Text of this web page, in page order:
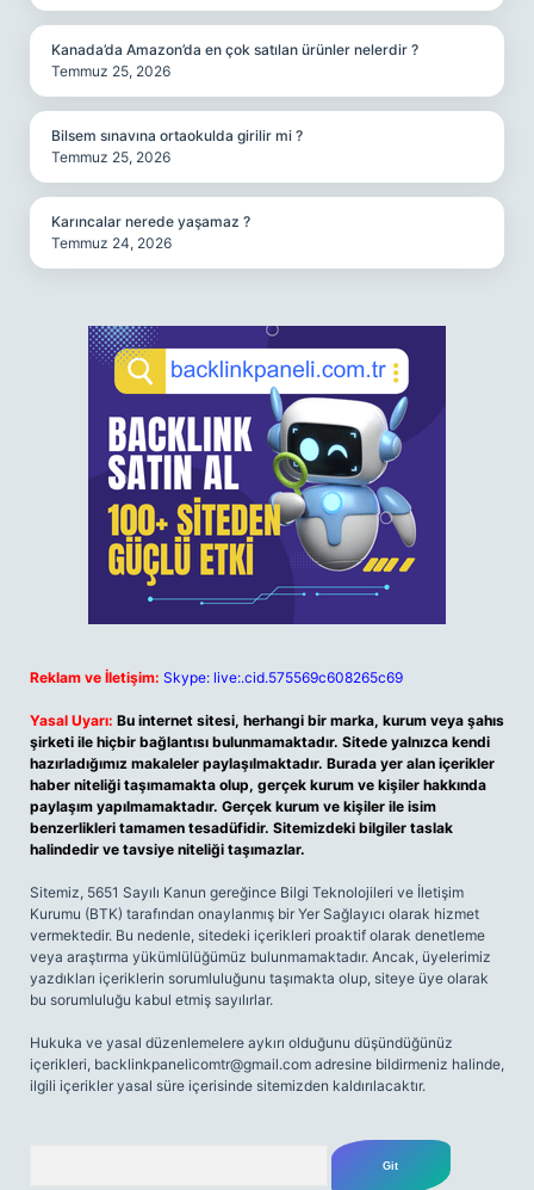
Kanada’da Amazon’da en çok satılan ürünler nelerdir ?
Temmuz 25, 2026
Bilsem sınavına ortaokulda girilir mi ?
Temmuz 25, 2026
Karıncalar nerede yaşamaz ?
Temmuz 24, 2026
Reklam ve İletişim: Skype: live:.cid.575569c608265c69
Yasal Uyarı: Bu internet sitesi, herhangi bir marka, kurum veya şahıs
şirketi ile hiçbir bağlantısı bulunmamaktadır. Sitede yalnızca kendi
hazırladığımız makaleler paylaşılmaktadır. Burada yer alan içerikler
haber niteliği taşımamakta olup, gerçek kurum ve kişiler hakkında
paylaşım yapılmamaktadır. Gerçek kurum ve kişiler ile isim
benzerlikleri tamamen tesadüfidir. Sitemizdeki bilgiler taslak
halindedir ve tavsiye niteliği taşımazlar.
Sitemiz, 5651 Sayılı Kanun gereğince Bilgi Teknolojileri ve İletişim
Kurumu (BTK) tarafından onaylanmış bir Yer Sağlayıcı olarak hizmet
vermektedir. Bu nedenle, sitedeki içerikleri proaktif olarak denetleme
veya araştırma yükümlülüğümüz bulunmamaktadır. Ancak, üyelerimiz
yazdıkları içeriklerin sorumluluğunu taşımakta olup, siteye üye olarak
bu sorumluluğu kabul etmiş sayılırlar.
Hukuka ve yasal düzenlemelere aykırı olduğunu düşündüğünüz
içerikleri, backlinkpanelicomtr@gmail.com adresine bildirmeniz halinde,
ilgili içerikler yasal süre içerisinde sitemizden kaldırılacaktır.